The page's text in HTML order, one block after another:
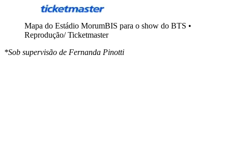
Mapa do Estádio MorumBIS para o show do BTS •
Reprodução/ Ticketmaster
*Sob supervisão de Fernanda Pinotti